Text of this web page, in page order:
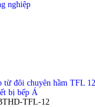
nghiệp
bị bếp Á
TFL-12